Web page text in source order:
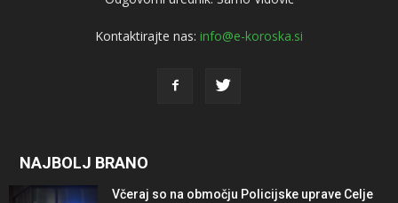
Kontaktirajte nas: info@e-koroska.si
NAJBOLJ BRANO
Včeraj so na območju Policijske uprave Celje